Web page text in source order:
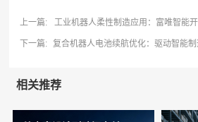
上一篇: 工业机器人柔性制造应用：富唯智能
下一篇: 复合机器人电池续航优化：驱动智能
相关推荐